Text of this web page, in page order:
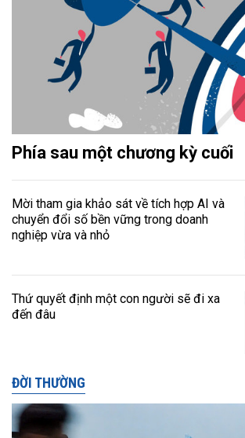
Phía sau một chương kỳ cuối
Mời tham gia khảo sát về tích hợp AI và
chuyển đổi số bền vững trong doanh
nghiệp vừa và nhỏ
Thứ quyết định một con người sẽ đi xa
đến đâu
ĐỜI THƯỜNG